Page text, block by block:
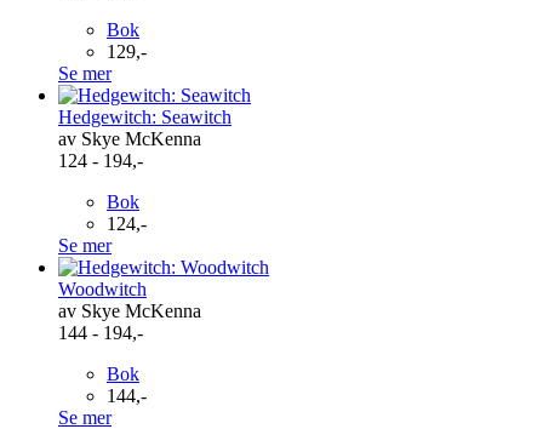
Bok
129,-
Se mer
Hedgewitch: Seawitch
av Skye McKenna
124 - 194,-
Bok
124,-
Se mer
Woodwitch
av Skye McKenna
144 - 194,-
Bok
144,-
Se mer